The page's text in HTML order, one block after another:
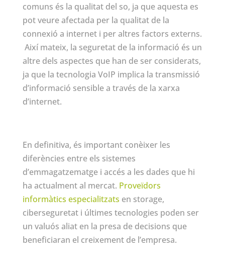
comuns és la qualitat del so, ja que aquesta es
pot veure afectada per la qualitat de la
connexió a internet i per altres factors externs.
Així mateix, la seguretat de la informació és un
altre dels aspectes que han de ser considerats,
ja que la tecnologia VoIP implica la transmissió
d’informació sensible a través de la xarxa
d’internet.
En definitiva, és important conèixer les
diferències entre els sistemes
d’emmagatzematge i accés a les dades que hi
ha actualment al mercat. Proveïdors
informàtics especialitzats en storage,
ciberseguretat i últimes tecnologies poden ser
un valuós aliat en la presa de decisions que
beneficiaran el creixement de l’empresa.